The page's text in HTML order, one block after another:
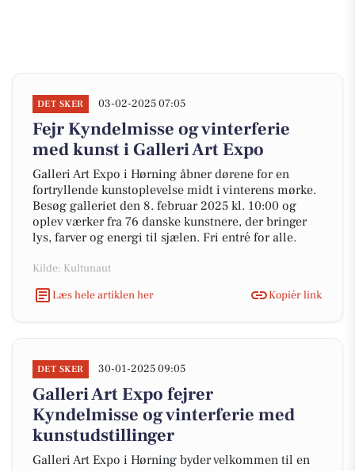
DET SKER 03-02-2025 07:05
Fejr Kyndelmisse og vinterferie
med kunst i Galleri Art Expo
Galleri Art Expo i Hørning åbner dørene for en
fortryllende kunstoplevelse midt i vinterens mørke.
Besøg galleriet den 8. februar 2025 kl. 10:00 og
oplev værker fra 76 danske kunstnere, der bringer
lys, farver og energi til sjælen. Fri entré for alle.
Kilde: Kultunaut
Læs hele artiklen her
Kopiér link
DET SKER 30-01-2025 09:05
Galleri Art Expo fejrer
Kyndelmisse og vinterferie med
kunstudstillinger
Galleri Art Expo i Hørning byder velkommen til en